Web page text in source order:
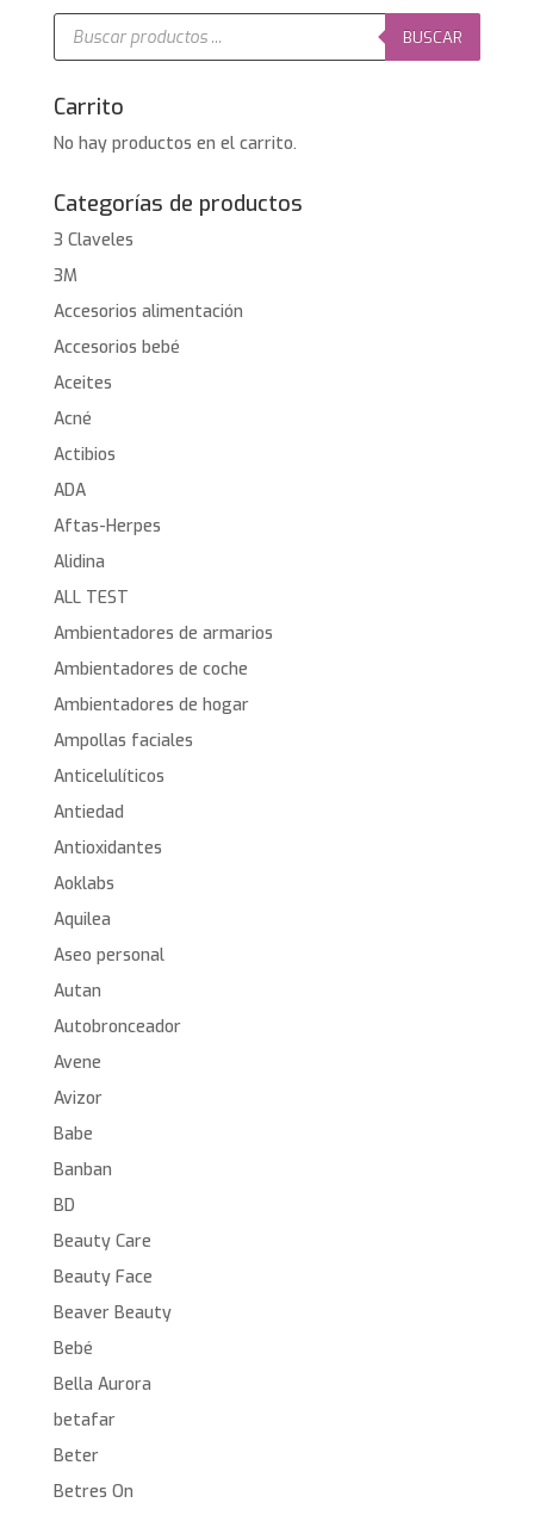
Búsqueda
productos
BUSCAR
Carrito
No hay productos en el carrito.
Categorías de productos
3 Claveles
3M
Accesorios alimentación
Accesorios bebé
Aceites
Acné
Actibios
ADA
Aftas-Herpes
Alidina
ALL TEST
Ambientadores de armarios
Ambientadores de coche
Ambientadores de hogar
Ampollas faciales
Anticelulíticos
Antiedad
Antioxidantes
Aoklabs
Aquilea
Aseo personal
Autan
Autobronceador
Avene
Avizor
Babe
Banban
BD
Beauty Care
Beauty Face
Beaver Beauty
Bebé
Bella Aurora
betafar
Beter
Betres On